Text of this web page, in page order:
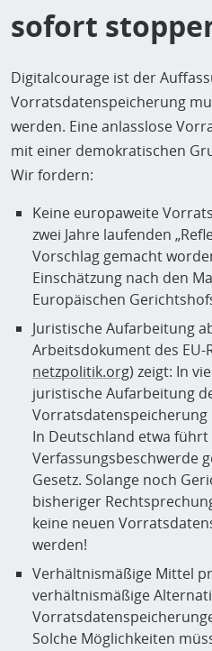
sofort
Digitalcourage ist der
Vorratsdatenspeicherung
werden. Eine anlasslose
mit einer demokratischen
Wir fordern:
Keine europaweite
zwei Jahre laufenden
Vorschlag gemacht
Einschätzung nach den
Europäischen
Juristische Aufarbeitung
Arbeitsdokument des EU-
netzpolitik.org) zeigt: In
juristische Aufarbeitung
Vorratsdatenspeicherung
In Deutschland etwa
Verfassungsbeschwerde
Gesetz. Solange noch
bisheriger
keine neuen
werden!
Verhältnismäßige Mittel
verhältnismäßige
Solche Möglichkeiten